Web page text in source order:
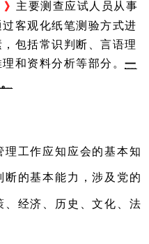
主要测查应试人员从事
客观化纸笔测验方式进
包括常识判断、言语理
和资料分析等部分。一
工作应知应会的基本知
的基本能力，涉及党的
经济、历史、文化、法